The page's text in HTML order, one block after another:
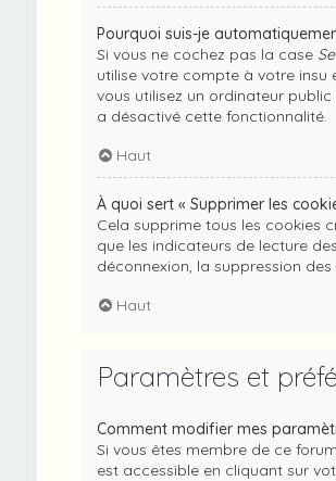
Pourquoi suis-je
Si vous ne cochez pas la case
utilise votre compte à votre insu
vous utilisez un ordinateur
a désactivé cette fonctionnalité.
Haut
À quoi sert « Supprimer les
Cela supprime tous les cookies
que les indicateurs de lecture
déconnexion, la suppression
Haut
Paramètres et
Comment modifier mes
Si vous êtes membre de ce
est accessible en cliquant sur